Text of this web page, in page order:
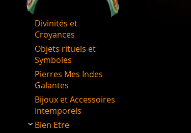
Divinités et
Croyances
Objets rituels et
Symboles
Pierres Mes Indes
Galantes
Bijoux et Accessoires
Intemporels
Bien Etre